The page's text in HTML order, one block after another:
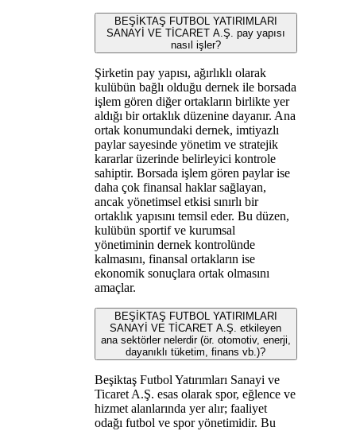
BEŞİKTAŞ FUTBOL YATIRIMLARI
SANAYİ VE TİCARET A.Ş. pay yapısı
nasıl işler?
Şirketin pay yapısı, ağırlıklı olarak
kulübün bağlı olduğu dernek ile borsada
işlem gören diğer ortakların birlikte yer
aldığı bir ortaklık düzenine dayanır. Ana
ortak konumundaki dernek, imtiyazlı
paylar sayesinde yönetim ve stratejik
kararlar üzerinde belirleyici kontrole
sahiptir. Borsada işlem gören paylar ise
daha çok finansal haklar sağlayan,
ancak yönetimsel etkisi sınırlı bir
ortaklık yapısını temsil eder. Bu düzen,
kulübün sportif ve kurumsal
yönetiminin dernek kontrolünde
kalmasını, finansal ortakların ise
ekonomik sonuçlara ortak olmasını
amaçlar.
BEŞİKTAŞ FUTBOL YATIRIMLARI
SANAYİ VE TİCARET A.Ş. etkileyen
ana sektörler nelerdir (ör. otomotiv, enerji,
dayanıklı tüketim, finans vb.)?
Beşiktaş Futbol Yatırımları Sanayi ve
Ticaret A.Ş. esas olarak spor, eğlence ve
hizmet alanlarında yer alır; faaliyet
odağı futbol ve spor yönetimidir. Bu